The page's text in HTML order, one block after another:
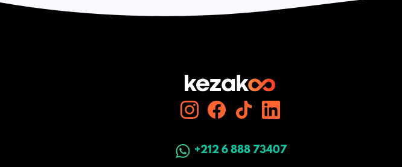
+212 6 888 73407